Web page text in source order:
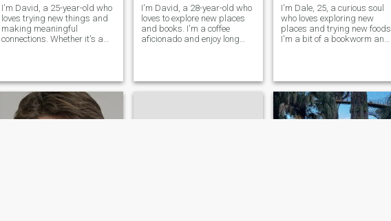
I'm David, a 25-year-old who
loves trying new things and
making meaningful
connections. Whether it's a
humor, and a sense of
adventure in our relationship.
I'm David, a 28-year-old who
loves to explore new places
and books. I'm a coffee
aficionado and enjoy long
adventure and great
literature.
I'm Dale, 25, a curious soul
who loves exploring new
places and trying new
I'm a bit of a bookworm and
for adventure and a good
laugh.